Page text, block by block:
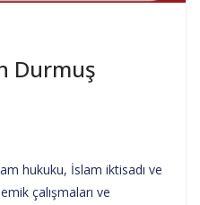
Durmuş
hukuku, İslam iktisadı ve
çalışmaları ve